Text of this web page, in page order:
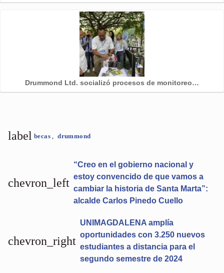
Drummond Ltd. socializó procesos de monitoreo…
label becas drummond
chevron_left
“Creo en el gobierno nacional y
estoy convencido de que vamos a
cambiar la historia de Santa Marta”:
alcalde Carlos Pinedo Cuello
UNIMAGDALENA amplía
oportunidades con 3.250 nuevos
estudiantes a distancia para el
segundo semestre de 2024
chevron_right